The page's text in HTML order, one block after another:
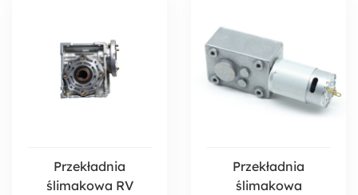
Przekładnia
ślimakowa RV
Przekładnia
ślimakowa